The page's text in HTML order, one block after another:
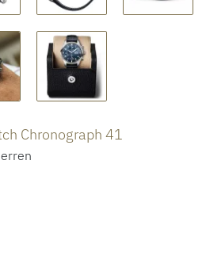
Chronograph 41